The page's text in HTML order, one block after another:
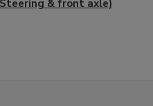
& front axle)